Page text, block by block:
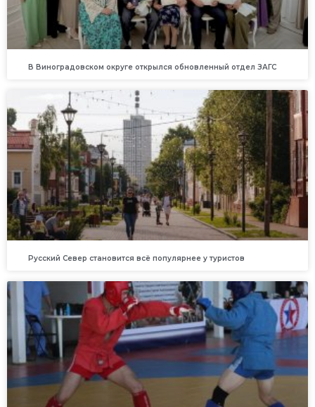
В Виноградовском округе открылся обновленный отдел ЗАГС
Русский Север становится всё популярнее у туристов